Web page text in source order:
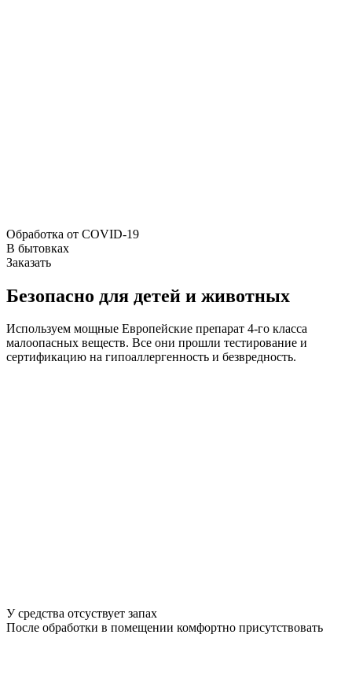
Обработка от COVID-19
В бытовках
Заказать
Безопасно для детей и животных
Используем мощные Европейские препарат 4-го класса
малоопасных веществ. Все они прошли тестирование и
сертификацию на гипоаллергенность и безвредность.
У средства отсуствует запах
После обработки в помещении комфортно присутствовать